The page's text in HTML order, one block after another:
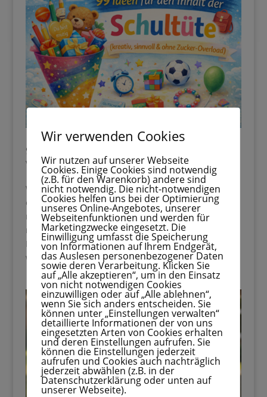
99 Ideen für den Inhalt der Schultüte
vonMelina|Feb. 21, 2026|Einschulung
Was gehört in eine Schultüte? Der erste Schultag ist
etwas ganz Besonderes.Die Schultüte ist mehr als
nur ein Geschenk – sie ist ein Symbol für einen
neuen Lebensabschnitt. Viele Eltern fragen sich:
Muss viel Süßes rein? Was ist sinnvoll? Was passt
wirklich zum...
Wir verwenden Cookies
Wir nutzen auf unserer Webseite
Cookies. Einige Cookies sind notwendig
(z.B. für den Warenkorb) andere sind
nicht notwendig. Die nicht-notwendigen
Cookies helfen uns bei der Optimierung
unseres Online-Angebotes, unserer
Webseitenfunktionen und werden für
Marketingzwecke eingesetzt. Die
Einwilligung umfasst die Speicherung
von Informationen auf Ihrem Endgerät,
das Auslesen personenbezogener Daten
sowie deren Verarbeitung. Klicken Sie
auf „Alle akzeptieren“, um in den Einsatz
von nicht notwendigen Cookies
einzuwilligen oder auf „Alle ablehnen“,
wenn Sie sich anders entscheiden. Sie
können unter „Einstellungen verwalten“
detaillierte Informationen der von uns
eingesetzten Arten von Cookies erhalten
und deren Einstellungen aufrufen. Sie
können die Einstellungen jederzeit
aufrufen und Cookies auch nachträglich
jederzeit abwählen (z.B. in der
Datenschutzerklärung oder unten auf
unserer Webseite).